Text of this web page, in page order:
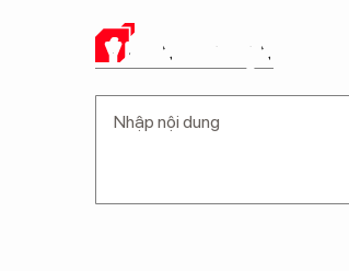
Ý KIẾN CỦA BẠN